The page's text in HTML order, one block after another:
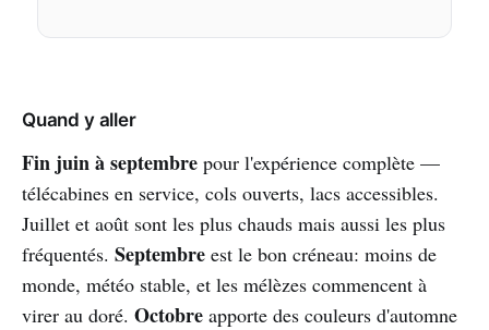
Quand y aller
Fin juin à septembre pour l'expérience complète —
télécabines en service, cols ouverts, lacs accessibles.
Juillet et août sont les plus chauds mais aussi les plus
fréquentés. Septembre est le bon créneau: moins de
monde, météo stable, et les mélèzes commencent à
virer au doré. Octobre apporte des couleurs d'automne